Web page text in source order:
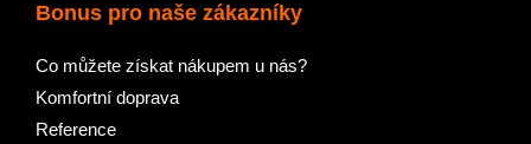
Bonus pro naše zákazníky
Co můžete získat nákupem u nás?
Komfortní doprava
Reference